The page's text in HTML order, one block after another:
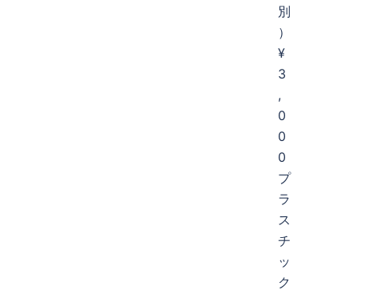
別
）
¥
3
,
0
0
0
プ
ラ
ス
チ
ッ
ク